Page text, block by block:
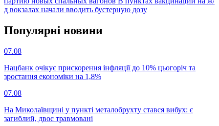
д вокзалах начали вводить бустерную дозу
Популярнi новини
07.08
Нацбанк очікує прискорення інфляції до 10% цьогоріч та
зростання економіки на 1,8%
07.08
На Миколаївщині у пункті металобрухту стався вибух: є
загиблий, двоє травмовані